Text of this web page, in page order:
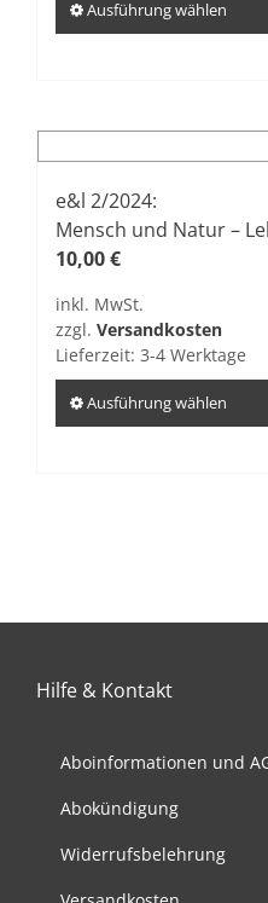
gewählt
werden
Ausführung wählen
mehrere
Varianten
auf.
Die
Optionen
auf
der
gewählt
werden
e&l 2/2024:
Mensch und Natur –
10,00€
inkl. MwSt.
zzgl. Versandkosten
Lieferzeit: 3-4 Werktage
Ausführung wählen
Die
können
Produktseite
werden
Hilfe & Kontakt
Aboinformationen und
Abokündigung
Widerrufsbelehrung